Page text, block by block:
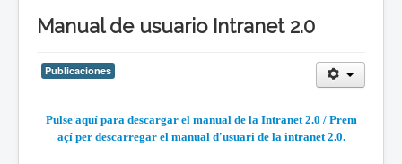
Manual de usuario Intranet 2.0
Publicaciones
Pulse aquí para descargar el manual de la Intranet 2.0 / Prem
açí per descarregar el manual d'usuari de la intranet 2.0.